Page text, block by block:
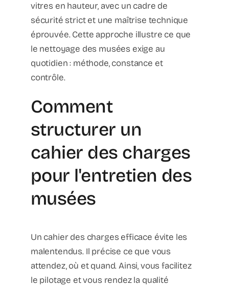
vitres en hauteur, avec un cadre de
sécurité strict et une maîtrise technique
éprouvée. Cette approche illustre ce que
le nettoyage des musées exige au
quotidien : méthode, constance et
contrôle.
Comment
structurer un
cahier des charges
pour l'entretien des
musées
Un cahier des charges efficace évite les
malentendus. Il précise ce que vous
attendez, où et quand. Ainsi, vous facilitez
le pilotage et vous rendez la qualité